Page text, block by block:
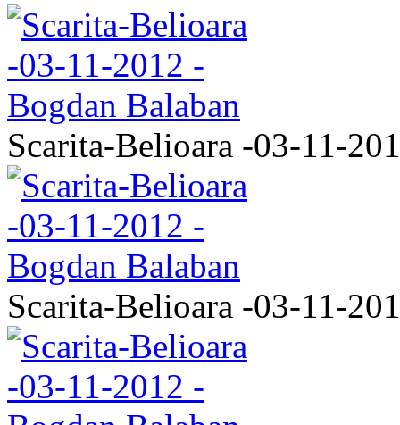
Scarita-Belioara -03-11-
Scarita-Belioara -03-11-